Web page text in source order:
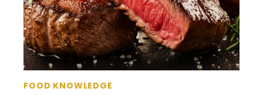
FOOD KNOWLEDGE